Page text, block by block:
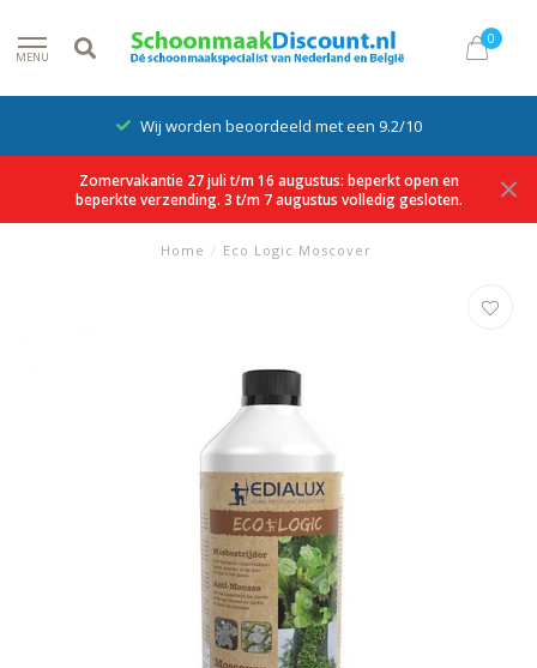
MENU
0
Wij worden beoordeeld met een 9.2/10
Zomervakantie 27 juli t/m 16 augustus: beperkt open en
beperkte verzending. 3 t/m 7 augustus volledig gesloten.
Home / Eco Logic Moscover